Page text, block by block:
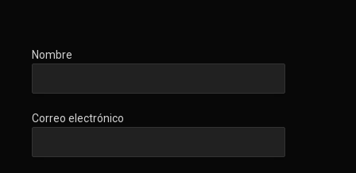
Nombre
Correo electrónico